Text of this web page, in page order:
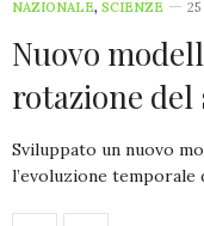
NAZIONALE, SCIENZE
Nuovo
rotazione del
Sviluppato un nuovo
l’evoluzione